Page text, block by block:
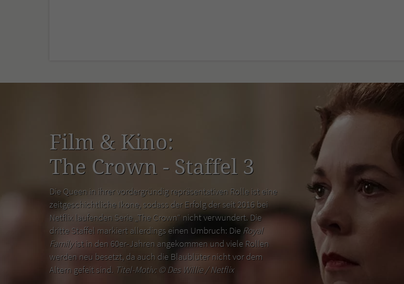
Film & Kino:
The Crown - Staffel 3
Die Queen in ihrer vordergründig repräsentativen Rolle ist eine
zeitgeschichtliche Ikone, sodass der Erfolg der seit 2016 bei
Netflix laufenden Serie „The Crown“ nicht verwundert. Die
dritte Staffel markiert allerdings einen Umbruch: Die Royal
Familyist in den 60er-Jahren angekommen und viele Rollen
werden neu besetzt, da auch die Blaublüter nicht vor dem
Altern gefeit sind. Titel-Motiv: ©Des Willie / Netflix